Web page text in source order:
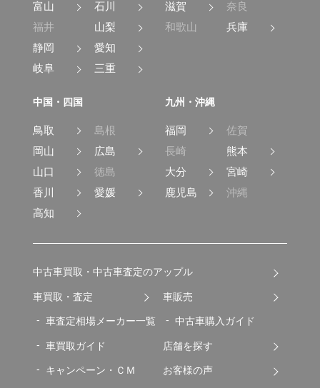
富山
石川
福井
山梨
静岡
愛知
岐阜
三重
滋賀
奈良
和歌山
兵庫
中国・四国
鳥取
島根
岡山
広島
山口
徳島
香川
愛媛
高知
九州・沖縄
福岡
佐賀
長崎
熊本
大分
宮崎
鹿児島
沖縄
中古車買取・中古車査定のアップル
車買取・査定
車査定相場メーカー一覧
車買取ガイド
キャンペーン・ＣＭ
車販売
中古車購入ガイド
店舗を探す
お客様の声